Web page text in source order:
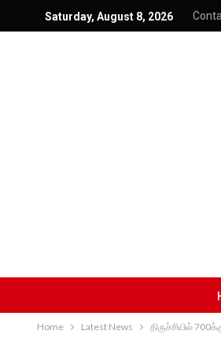
Saturday, August 8, 2026
Home Latest News திருச்சியில்